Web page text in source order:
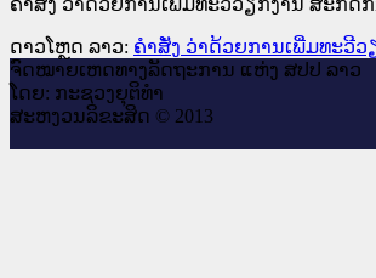
ດາວໂຫຼດ ລາວ: ຄຳສັ່ງ ວ່າດ້ວຍການເພີ່ມທະວີ
ຈົດ​ໝາຍ​ເຫດ​ທາງ​ລັດ​ຖະ​ການ ແຫ່ງ ສ​ປ​ປ ລາວ
ໂດຍ: ກະ​ຊວງຍຸ​ຕິ​ທຳ
ສະ​ຫງວນ​ລິ​ຂະ​ສິດ © 2013